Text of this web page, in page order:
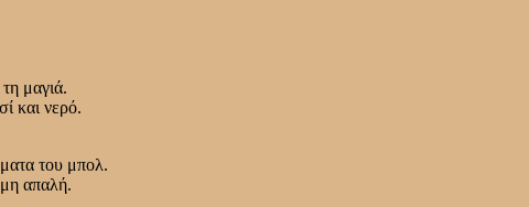
μαγιά.
και νερό.
του μπολ.
απαλή.